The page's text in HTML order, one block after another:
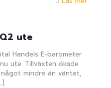
ute
Handels E-barometer
ute. Tillväxten ökade
mindre än väntat,